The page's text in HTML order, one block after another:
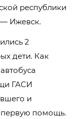
республики
— Ижевск.
2
дети. Как
ГАСИ
и
первую помощь.